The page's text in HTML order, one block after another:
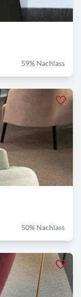
59% Nachlass
50% Nachlass